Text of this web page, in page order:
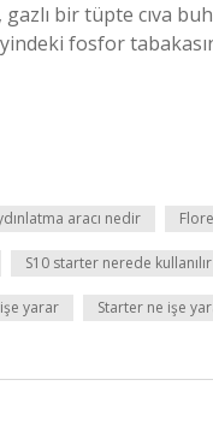
bir tüpte cıva
fosfor
aracı nedir
S10 starter nerede kullanılır
yarar Starter ne işe